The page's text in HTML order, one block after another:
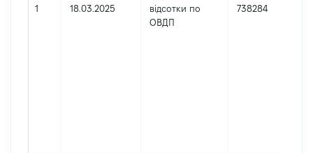
1 18.03.2025
відсотки по
ОВДП
738284